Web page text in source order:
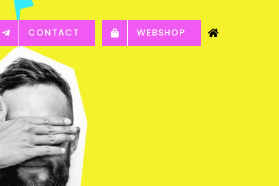
CONTACT WEBSHOP